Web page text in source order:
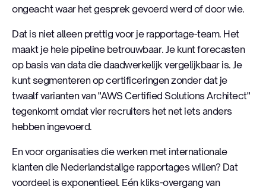
ongeacht waar het gesprek gevoerd werd of door wie.
Dat is niet alleen prettig voor je rapportage-team. Het
maakt je hele pipeline betrouwbaar. Je kunt forecasten
op basis van data die daadwerkelijk vergelijkbaar is. Je
kunt segmenteren op certificeringen zonder dat je
twaalf varianten van "AWS Certified Solutions Architect"
tegenkomt omdat vier recruiters het net iets anders
hebben ingevoerd.
En voor organisaties die werken met internationale
klanten die Nederlandstalige rapportages willen? Dat
voordeel is exponentieel. Eén kliks-overgang van